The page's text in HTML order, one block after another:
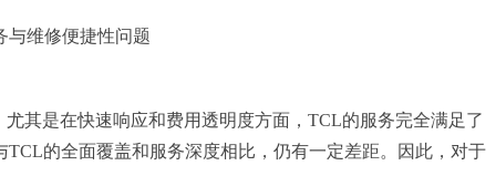
与维修便捷性问题
其是在快速响应和费用透明度方面，TCL的服务完全满足了
的全面覆盖和服务深度相比，仍有一定差距。因此，对于